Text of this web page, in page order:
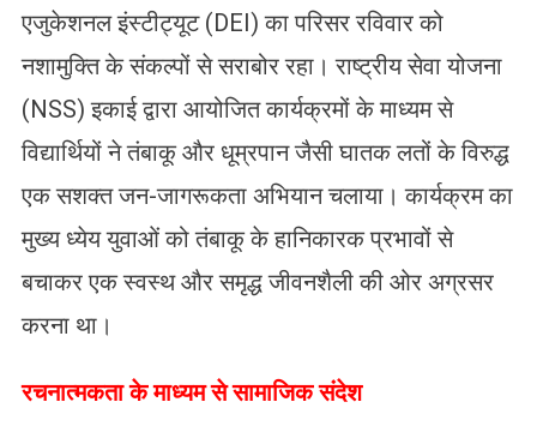
एजुकेशनल इंस्टीट्यूट (DEI) का परिसर रविवार को
नशामुक्ति के संकल्पों से सराबोर रहा। राष्ट्रीय सेवा योजना
(NSS) इकाई द्वारा आयोजित कार्यक्रमों के माध्यम से
विद्यार्थियों ने तंबाकू और धूम्रपान जैसी घातक लतों के विरुद्ध
एक सशक्त जन-जागरूकता अभियान चलाया। कार्यक्रम का
मुख्य ध्येय युवाओं को तंबाकू के हानिकारक प्रभावों से
बचाकर एक स्वस्थ और समृद्ध जीवनशैली की ओर अग्रसर
करना था।
रचनात्मकता के माध्यम से सामाजिक संदेश